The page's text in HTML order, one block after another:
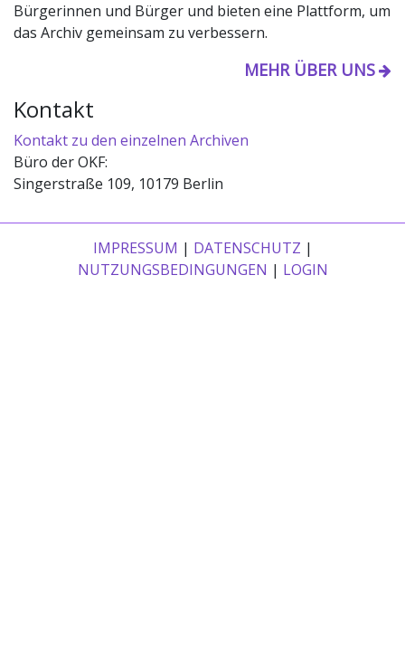
Bürgerinnen und Bürger und bieten eine Plattform, um
das Archiv gemeinsam zu verbessern.
MEHR ÜBER UNS
Kontakt
Kontakt zu den einzelnen Archiven
Büro der OKF:
Singerstraße 109, 10179 Berlin
IMPRESSUM | DATENSCHUTZ |
NUTZUNGSBEDINGUNGEN | LOGIN